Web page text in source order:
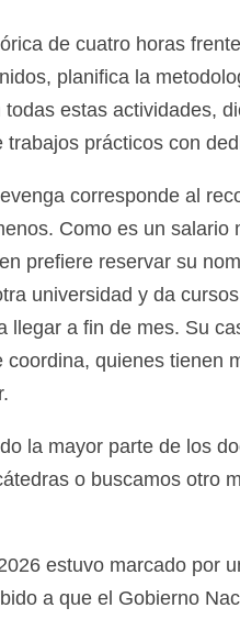
de cuatro horas
planifica la
estas actividades,
prácticos con
corresponde al
Como es un salario
prefiere reservar su
universidad y da
llegar a fin de mes. Su
quienes tienen
la mayor parte de los
o buscamos otro
estuvo marcado por
a que el Gobierno